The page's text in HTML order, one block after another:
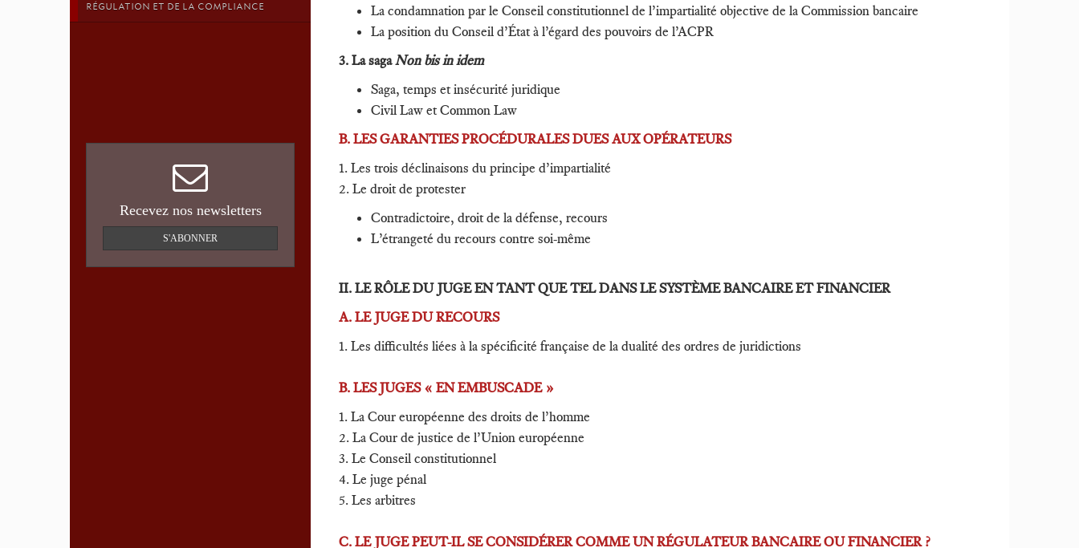
RÉGULATION ET DE LA COMPLIANCE
Recevez nos newsletters
S'ABONNER
La condamnation par le Conseil constitutionnel de l’impartialité objective de la Commission bancaire
La position du Conseil d’État à l’égard des pouvoirs de l’ACPR
3. La sagaNon bis in idem
Saga, temps et insécurité juridique
Civil Law et Common Law
B. LES GARANTIES PROCÉDURALES DUES AUX OPÉRATEURS
1. Les trois déclinaisons du principe d’impartialité
2. Le droit de protester
Contradictoire, droit de la défense, recours
L’étrangeté du recours contre soi-même
II. LE RÔLE DU JUGE EN TANT QUE TEL DANS LE SYSTÈME BANCAIRE ET FINANCIER
A. LE JUGE DU RECOURS
1. Les difficultés liées à la spécificité française de la dualité des ordres de juridictions
B. LES JUGES « EN EMBUSCADE »
1. La Cour européenne des droits de l’homme
2. La Cour de justice de l’Union européenne
3. Le Conseil constitutionnel
4. Le juge pénal
5. Les arbitres
C. LE JUGE PEUT-IL SE CONSIDÉRER COMME UN RÉGULATEUR BANCAIRE OU FINANCIER ?